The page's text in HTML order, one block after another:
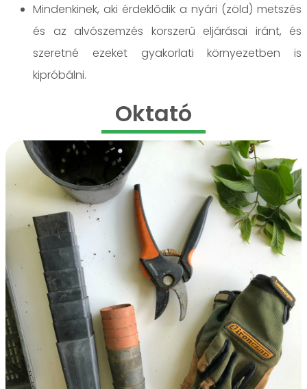
Mindenkinek, aki érdeklődik a nyári (zöld) metszés
és az alvószemzés korszerű eljárásai iránt, és
szeretné ezeket gyakorlati környezetben is
kipróbálni.
Oktató